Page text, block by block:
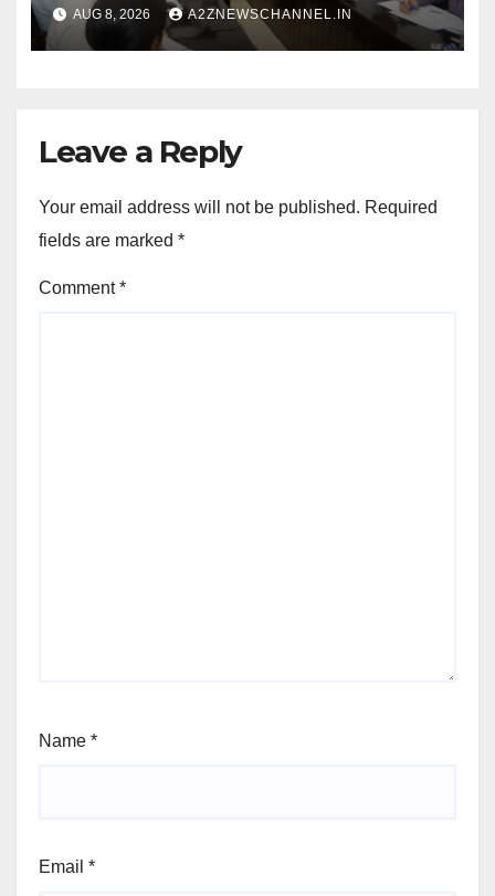
AUG 8, 2026 A2ZNEWSCHANNEL.IN
Leave a Reply
Your email address will not be published. Required
fields are marked *
Comment*
Name *
Email *